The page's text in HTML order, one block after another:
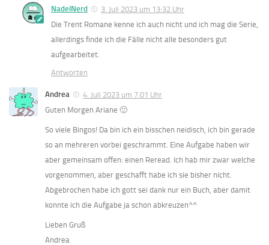
NadelNerd
3. Juli 2023 um 13:32 Uhr
Die Trent Romane kenne ich auch nicht und ich mag die Serie,
allerdings finde ich die Fälle nicht alle besonders gut
aufgearbeitet.
Antworten
Andrea
4. Juli 2023 um 7:01 Uhr
Guten Morgen Ariane 🙂
So viele Bingos! Da bin ich ein bisschen neidisch, ich bin gerade
so an mehreren vorbei geschrammt. Eine Aufgabe haben wir
aber gemeinsam offen: einen Reread. Ich hab mir zwar welche
vorgenommen, aber geschafft habe ich sie bisher nicht.
Abgebrochen habe ich gott sei dank nur ein Buch, aber damit
konnte ich die Aufgabe ja schon abkreuzen^^
Lieben Gruß
Andrea